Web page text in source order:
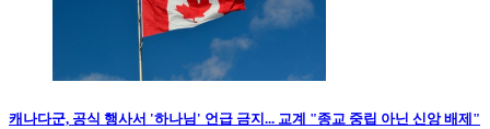
캐나다군, 공식 행사서 '하나님' 언급 금지... 교계 "종교 중립 아닌 신앙 배제"